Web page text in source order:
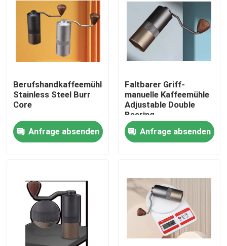
VR Show
Fabrik-Ausflug
Treten Sie mit uns in Verbindung
Kaffeebohneschleifer
Burr Coffee Grinder
Berufshandkaffeemühle
Stainless Steel Burr
Core
Anfrage absenden
Faltbarer Griff-
manuelle Kaffeemühle
Adjustable Double
Bearing
Anfrage absenden